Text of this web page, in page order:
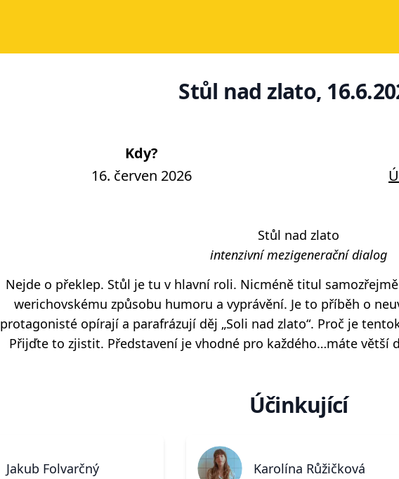
Stůl nad zlato,
Kdy?
16. červen 2026
Stůl nad zlato
intenzivní mezigenerační dialog
Nejde o překlep. Stůl je tu v hlavní roli. Nicméně titul
werichovskému způsobu humoru a vyprávění. Je to příběh o
protagonisté opírají a parafrázují děj „Soli nad zlato“. Proč je
Přijďte to zjistit. Představení je vhodné pro každého…máte větší
Účinkující
Jakub Folvarčný Karolína Růžičková